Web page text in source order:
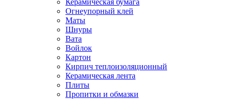
Керамическая бумага
Огнеупорный клей
Маты
Шнуры
Вата
Войлок
Картон
Кирпич теплоизоляционный
Керамическая лента
Плиты
Пропитки и обмазки